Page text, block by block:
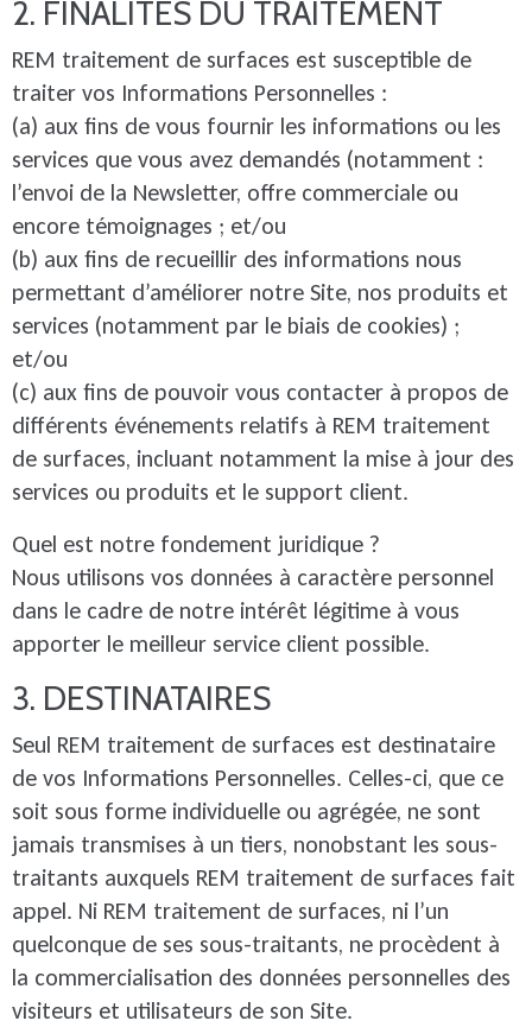
2. FINALITÉS DU TRAITEMENT
REM traitement de surfaces est susceptible de
traiter vos Informations Personnelles :
(a) aux fins de vous fournir les informations ou les
services que vous avez demandés (notamment :
l’envoi de la Newsletter, offre commerciale ou
encore témoignages ; et/ou
(b) aux fins de recueillir des informations nous
permettant d’améliorer notre Site, nos produits et
services (notamment par le biais de cookies) ;
et/ou
(c) aux fins de pouvoir vous contacter à propos de
différents événements relatifs à REM traitement
de surfaces, incluant notamment la mise à jour des
services ou produits et le support client.
Quel est notre fondement juridique ?
Nous utilisons vos données à caractère personnel
dans le cadre de notre intérêt légitime à vous
apporter le meilleur service client possible.
3. DESTINATAIRES
Seul REM traitement de surfaces est destinataire
de vos Informations Personnelles. Celles-ci, que ce
soit sous forme individuelle ou agrégée, ne sont
jamais transmises à un tiers, nonobstant les sous-
traitants auxquels REM traitement de surfaces fait
appel. Ni REM traitement de surfaces, ni l’un
quelconque de ses sous-traitants, ne procèdent à
la commercialisation des données personnelles des
visiteurs et utilisateurs de son Site.